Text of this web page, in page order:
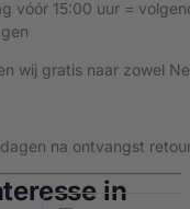
Daarom krijg je 30
V Set
moeite en maximale
vóór 15:00 uur =
wij gratis naar zowel
na ontvangst
in